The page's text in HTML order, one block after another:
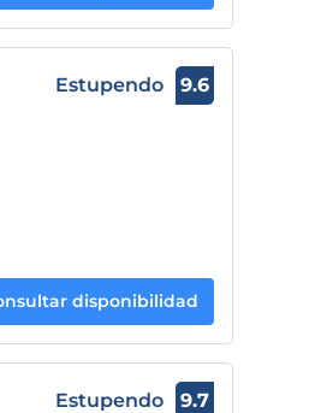
Estupendo 9.6
disponibilidad
Estupendo 9.7